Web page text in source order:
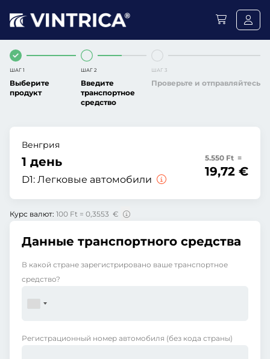
ШАГ 1
Выберите
продукт
ШАГ 2
Введите
транспортное
средство
ШАГ 3
Проверьте и отправляйтесь
Венгрия
1 день
D1: Легковые автомобили
5.550 Ft =
19,72 €
Курс валют: 100 Ft = 0,3553 €
Данные транспортного средства
В какой стране зарегистрировано ваше транспортное
средство?
Регистрационный номер автомобиля (без кода страны)